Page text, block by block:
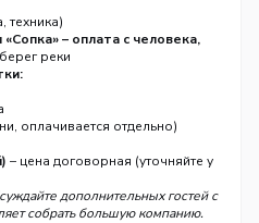
техника)
времени)
реки
– оплата с человека,
оплачивается отдельно)
– цена договорная (уточняйте у
дополнительных гостей с
собрать большую компанию.